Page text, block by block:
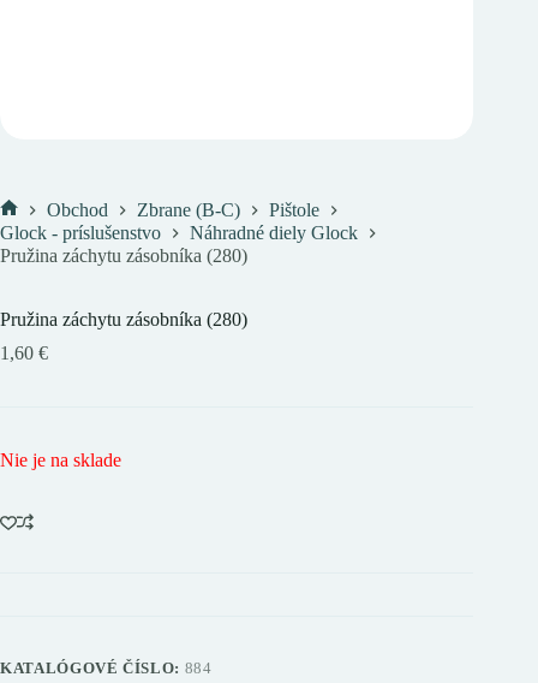
Domov
Obchod Zbrane (B-C)
Pištole
Glock - príslušenstvo
Náhradné diely Glock
Pružina záchytu zásobníka (280)
Pružina záchytu zásobníka (280)
1,60 €
Nie je na sklade
KATALÓGOVÉ ČÍSLO: 884